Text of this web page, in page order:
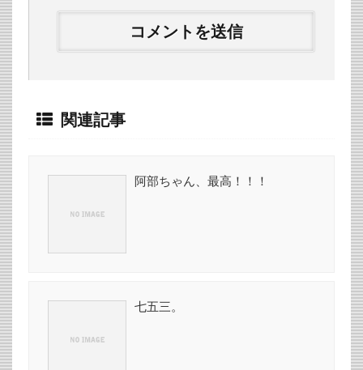
関連記事
阿部ちゃん、最高！！！
七五三。